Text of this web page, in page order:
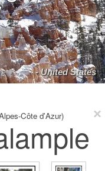
- United States
Côte d'Azur)